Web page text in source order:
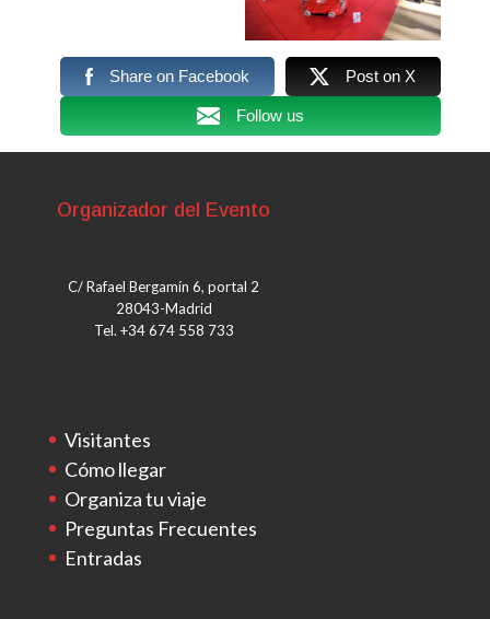
Share on Facebook Post on X
Follow us
Organizador del Evento
C/ Rafael Bergamín 6, portal 2
28043-Madrid
Tel. +34 674 558 733
Visitantes
Cómo llegar
Organiza tu viaje
Preguntas Frecuentes
Entradas